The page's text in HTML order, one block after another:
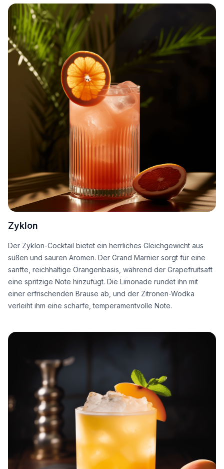
Zyklon
Der Zyklon-Cocktail bietet ein herrliches Gleichgewicht aus
süßen und sauren Aromen. Der Grand Marnier sorgt für eine
sanfte, reichhaltige Orangenbasis, während der Grapefruitsaft
eine spritzige Note hinzufügt. Die Limonade rundet ihn mit
einer erfrischenden Brause ab, und der Zitronen-Wodka
verleiht ihm eine scharfe, temperamentvolle Note.